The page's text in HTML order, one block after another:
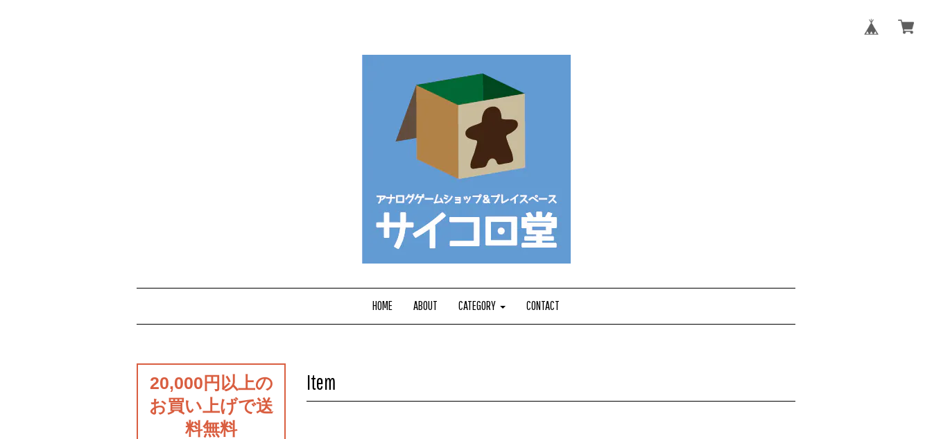
HOME ABOUT CATEGORY CONTACT
Item
20,000円以上の
お買い上げで送
料無料